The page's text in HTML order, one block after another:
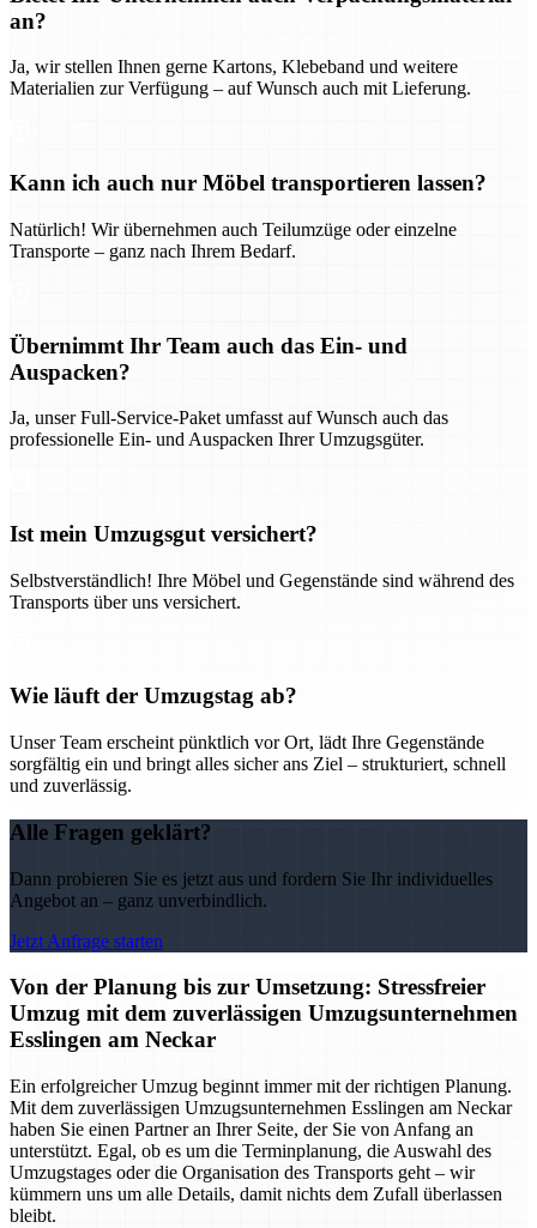
an?
Ja, wir stellen Ihnen gerne Kartons, Klebeband und weitere
Materialien zur Verfügung – auf Wunsch auch mit Lieferung.
Kann ich auch nur Möbel transportieren lassen?
Natürlich! Wir übernehmen auch Teilumzüge oder einzelne
Transporte – ganz nach Ihrem Bedarf.
Übernimmt Ihr Team auch das Ein- und
Auspacken?
Ja, unser Full-Service-Paket umfasst auf Wunsch auch das
professionelle Ein- und Auspacken Ihrer Umzugsgüter.
Ist mein Umzugsgut versichert?
Selbstverständlich! Ihre Möbel und Gegenstände sind während des
Transports über uns versichert.
Wie läuft der Umzugstag ab?
Unser Team erscheint pünktlich vor Ort, lädt Ihre Gegenstände
sorgfältig ein und bringt alles sicher ans Ziel – strukturiert, schnell
und zuverlässig.
Alle Fragen geklärt?
Dann probieren Sie es jetzt aus und fordern Sie Ihr individuelles
Angebot an – ganz unverbindlich.
Jetzt Anfrage starten
Von der Planung bis zur Umsetzung: Stressfreier
Umzug mit dem zuverlässigen Umzugsunternehmen
Esslingen am Neckar
Ein erfolgreicher Umzug beginnt immer mit der richtigen Planung.
Mit dem zuverlässigen Umzugsunternehmen Esslingen am Neckar
haben Sie einen Partner an Ihrer Seite, der Sie von Anfang an
unterstützt. Egal, ob es um die Terminplanung, die Auswahl des
Umzugstages oder die Organisation des Transports geht – wir
kümmern uns um alle Details, damit nichts dem Zufall überlassen
bleibt.